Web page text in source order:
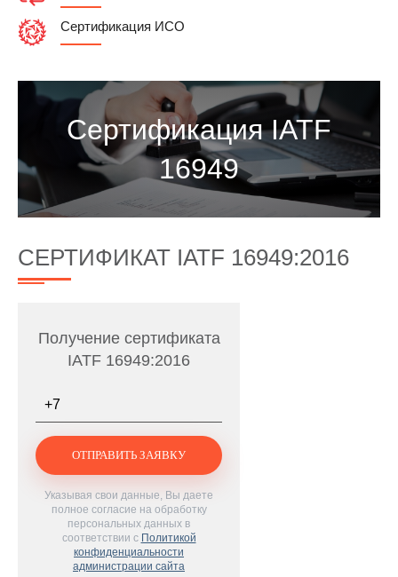
Сертификация ИСО
Сертификация IATF
16949
СЕРТИФИКАТ IATF 16949:2016
Получение сертификата
IATF 16949:2016
Телефон
Указывая свои данные, Вы даете
полное согласие на обработку
персональных данных в
соответствии с Политикой
конфиденциальности
администрации сайта